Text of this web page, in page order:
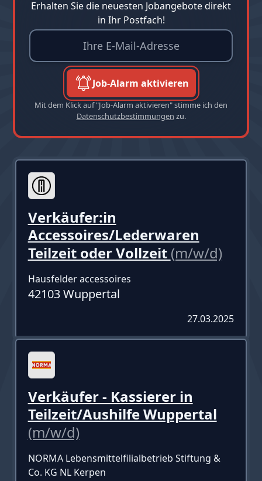
Erhalten Sie die neuesten Jobangebote direkt
in Ihr Postfach!
Job-Alarm aktivieren
Mit dem Klick auf "Job-Alarm aktivieren" stimme ich den
Datenschutzbestimmungen zu.
Verkäufer:in
Accessoires/Lederwaren
Teilzeit oder Vollzeit (m/w/d)
Hausfelder accessoires
42103 Wuppertal
27.03.2025
Verkäufer - Kassierer in
Teilzeit/Aushilfe Wuppertal
(m/w/d)
NORMA Lebensmittelfilialbetrieb Stiftung &
Co. KG NL Kerpen